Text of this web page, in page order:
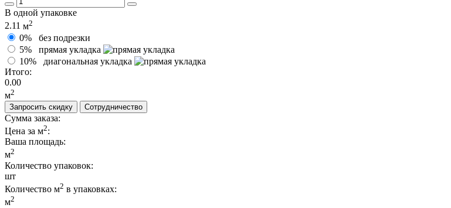
В одной упаковке
2.11 м2
0% без подрезки
5% прямая укладка
10% диагональная укладка
Итого:
0.00
м2
Запросить скидку
Сотрудничество
Сумма заказа:
Цена за м2:
Ваша площадь:
м2
Количество упаковок:
шт
Количество м2 в упаковках:
м2